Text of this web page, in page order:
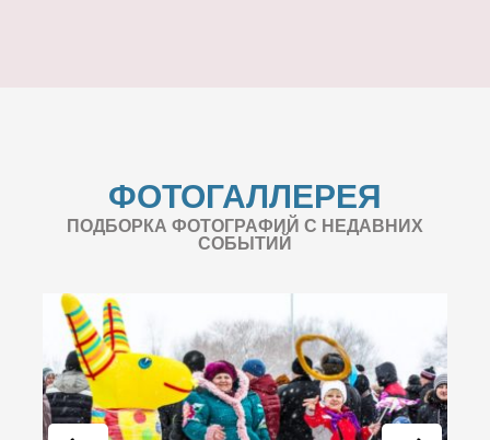
ФОТОГАЛЛЕРЕЯ
ПОДБОРКА ФОТОГРАФИЙ С НЕДАВНИХ
СОБЫТИЙ